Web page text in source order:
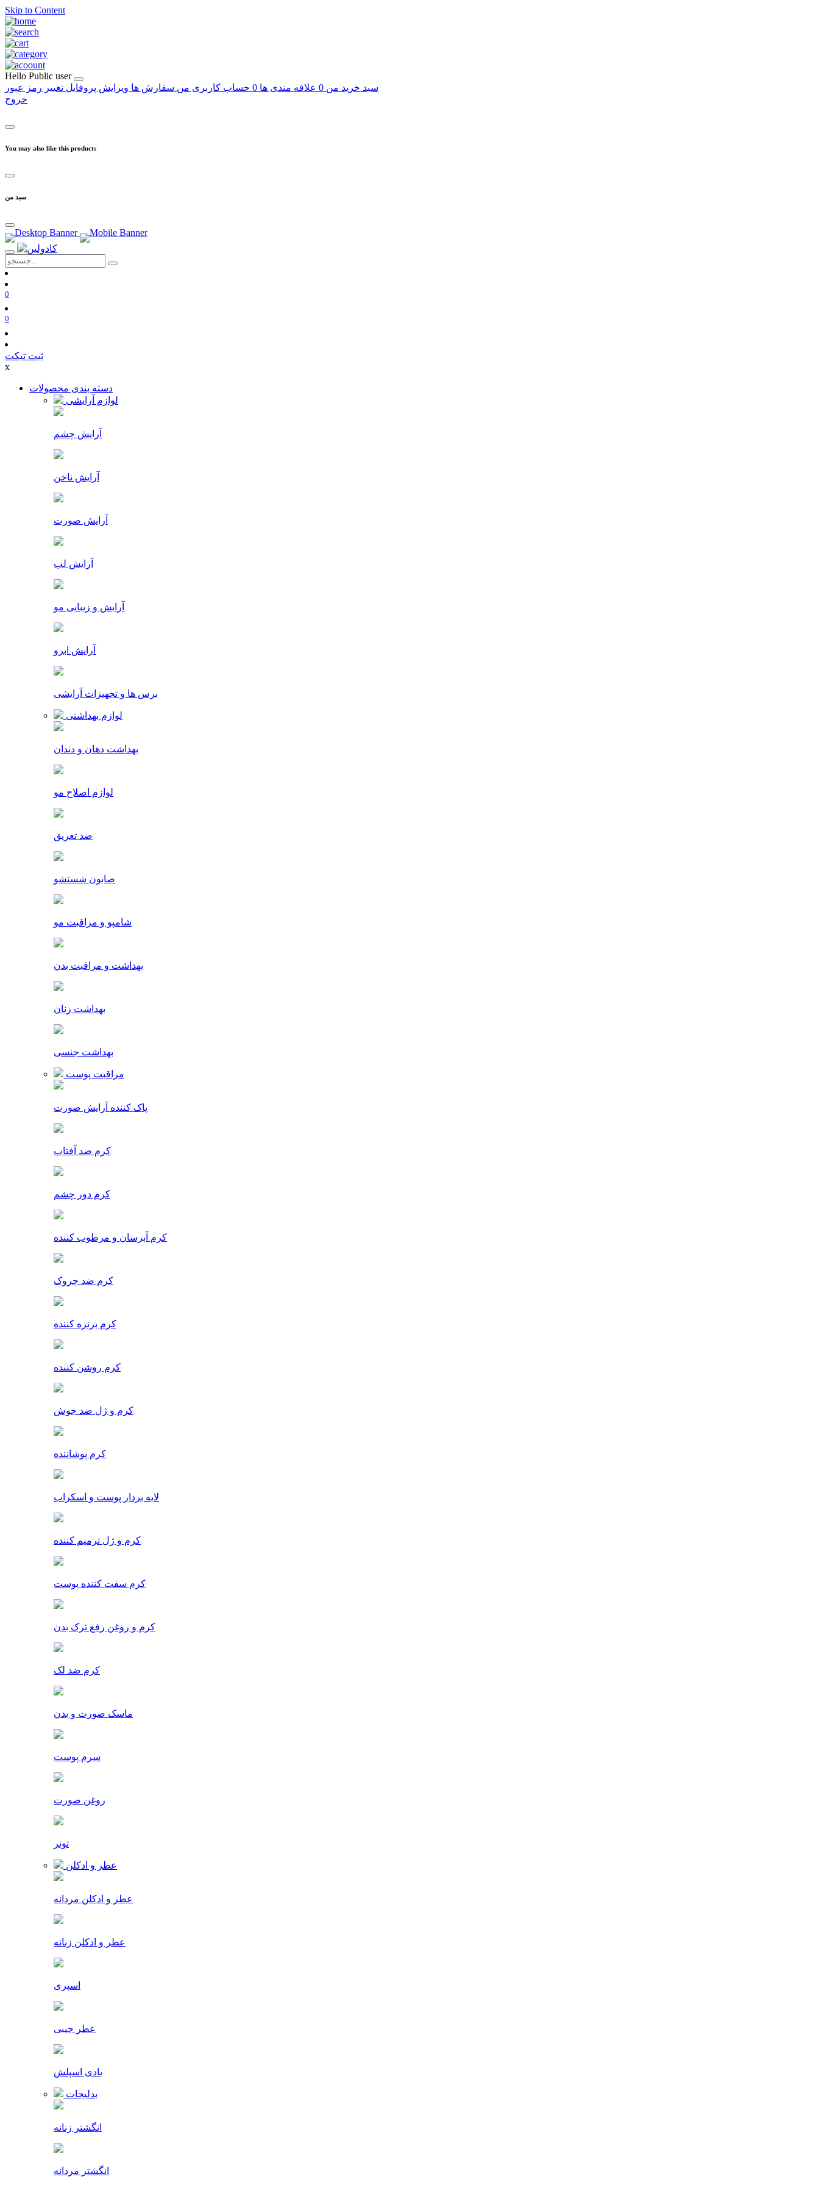
Skip to Content
Hello Public user
سبد خرید من 0 علاقه مندی ها 0 حساب کاربری من سفارش ها ویرایش پروفایل تغییر رمز عبور
خروج
You may also like this products
سبد من
0
0
ثبت تیکت
x
دسته بندی محصولات
لوازم آرایشی
آرایش چشم
آرایش ناخن
آرایش صورت
آرایش لب
آرایش و زیبایی مو
آرایش ابرو
برس ها و تجهیزات آرایشی
لوازم بهداشتی
بهداشت دهان و دندان
لوازم اصلاح مو
ضد تعریق
صابون شستشو
شامپو و مراقبت مو
بهداشت و مراقبت بدن
بهداشت زنان
بهداشت جنسی
مراقبت پوست
پاک کننده آرایش صورت
کرم ضد آفتاب
کرم دور چشم
کرم آبرسان و مرطوب کننده
کرم ضد چروک
کرم برنزه کننده
کرم روشن کننده
کرم و ژل ضد جوش
کرم پوشاننده
لایه بردار پوست و اسکراب
کرم و ژل ترمیم کننده
کرم سفت کننده پوست
کرم و روغن رفع ترک بدن
کرم ضد لک
ماسک صورت و بدن
سرم پوست
روغن صورت
تونر
عطر و ادکلن
عطر و ادکلن مردانه
عطر و ادکلن زنانه
اسپری
عطر جیبی
بادی اسپلش
بدلیجات
انگشتر زنانه
انگشتر مردانه